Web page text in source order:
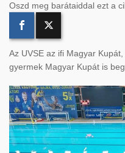
Oszd meg barátaiddal ezt a
Az UVSE az ifi Magyar
gyermek Magyar Kupát is